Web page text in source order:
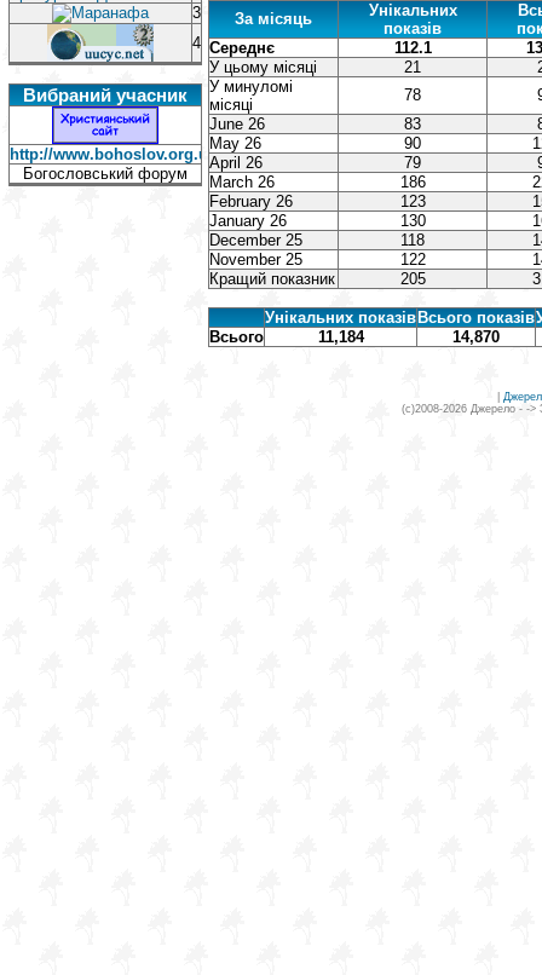
3
4
Вибраний учасник
http://www.bohoslov.org.ua/
Богословський форум
За місяць
Унікальних
показів
Середнє
112.1
У цьому місяці
21
У минуломі
місяці
78
June 26
83
May 26
90
April 26
79
March 26
186
February 26
123
January 26
130
December 25
118
November 25
122
Кращий показник
205
Унікальних показів Всього показів
Всього
11,184 14,870
(c)2008-2026 Джерело - ->